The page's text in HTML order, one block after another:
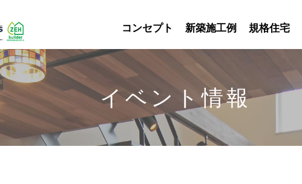
コンセプト 新築施工例 規格住宅
イベント情報